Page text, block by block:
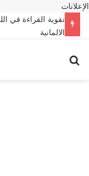
الإعلانات
تقوية القراءة في
الالمانية